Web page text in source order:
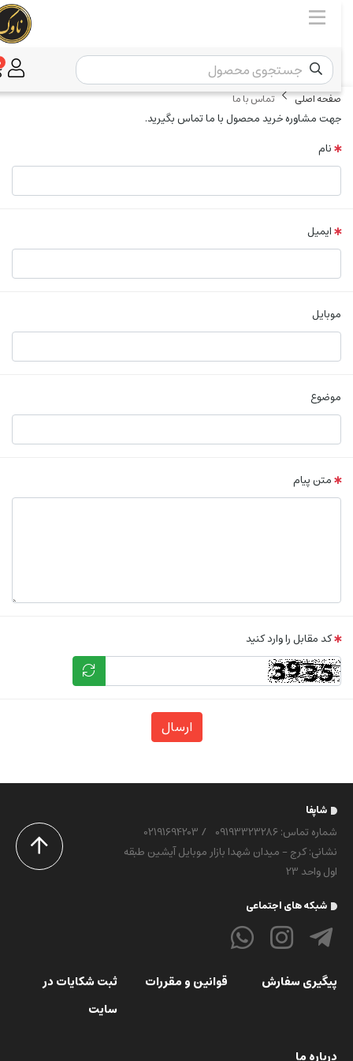
0
صفحه اصلی تماس با ما
جهت مشاوره خرید محصول با ما تماس بگیرید.
نام
ایمیل
موبایل
موضوع
متن پیام
کد مقابل را وارد کنید
ارسال
شاپفا
شماره تماس‌: 09193323286 /
02191694203
نشانی: کرج - میدان شهدا بازار موبایل آیشین طبقه
اول واحد 23
شبکه های اجتماعی
پیگیری سفارش قوانین و مقررات
ثبت شکایات در
سایت
درباره ما